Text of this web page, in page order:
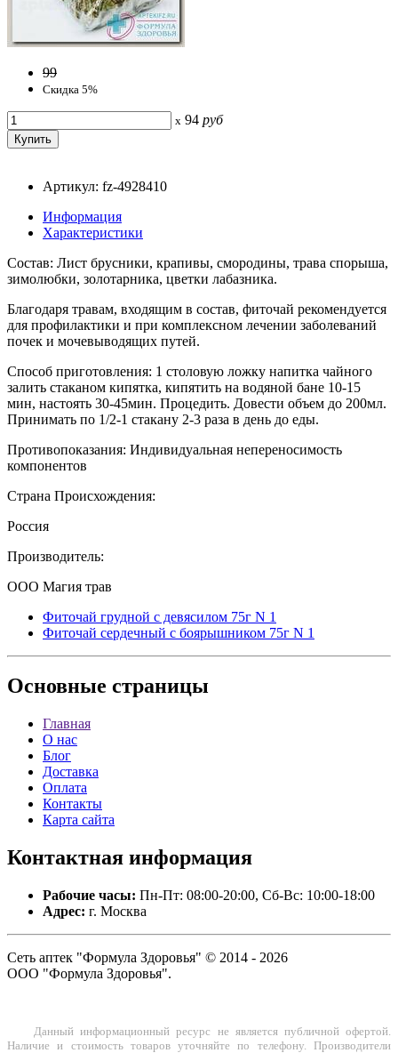
99
Скидка 5%
x 94 руб
Артикул: fz-4928410
Информация
Характеристики
Состав: Лист брусники, крапивы, смородины, трава спорыша,
зимолюбки, золотарника, цветки лабазника.
Благодаря травам, входящим в состав, фиточай рекомендуется
для профилактики и при комплексном лечении заболеваний
почек и мочевыводящих путей.
Способ приготовления: 1 столовую ложку напитка чайного
залить стаканом кипятка, кипятить на водяной бане 10-15
мин, настоять 30-45мин. Процедить. Довести объем до 200мл.
Принимать по 1/2-1 стакану 2-3 раза в день до еды.
Противопоказания: Индивидуальная непереносимость
компонентов
Страна Происхождения:
Россия
Производитель:
ООО Магия трав
Фиточай грудной с девясилом 75г N 1
Фиточай сердечный с боярышником 75г N 1
Основные страницы
Главная
О нас
Блог
Доставка
Оплата
Контакты
Карта сайта
Контактная информация
Рабочие часы: Пн-Пт: 08:00-20:00, Сб-Вс: 10:00-18:00
Адрес: г. Москва
Сеть аптек "Формула Здоровья" © 2014 - 2026
ООО "Формула Здоровья".
Данный информационный ресурс не является публичной офертой.
Наличие и стоимость товаров уточняйте по телефону. Производители